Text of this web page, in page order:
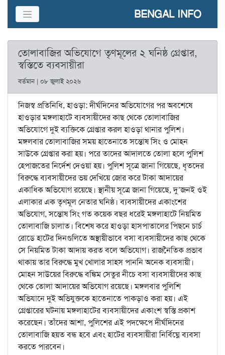
BENGAL INFO
তোলাবাজির অভিযোগে তৃণমূলের ২ ঘনিষ্ঠ গ্রেপ্তার,
স্বস্তিতে ব্যবসায়ীরা
বর্তমান | ০৮ জুলাই ২০২৬
নিজস্ব প্রতিনিধি, হাওড়া: দীর্ঘদিনের অভিযোগের পর অবশেষে
হাওড়ার মঙ্গলাহাটে ব্যবসায়ীদের কাছ থেকে তোলাবাজির
অভিযোগে দুই ব্যক্তিকে গ্রেপ্তার করল হাওড়া থানার পুলিশ।
মঙ্গলবার তোলাবাজির সময় হাতেনাতে সন্তোষ সিং ও মোহন
সাউকে গ্রেপ্তার করা হয়। পরে তাদের আদালতে তোলা হলে পুলিশ
হেপাজতের নির্দেশ দেওয়া হয়। পুলিশ সূত্রে জানা গিয়েছে, ধৃতদের
বিরুদ্ধে ব্যবসায়ীদের ভয় দেখিয়ে জোর করে টাকা আদায়ের
একাধিক অভিযোগ রয়েছে। স্থানীয় সূত্রে জানা গিয়েছে, দু’জনই ওই
এলাকার এক তৃণমূল নেতার ঘনিষ্ঠ। ব্যবসায়ীদের একাংশের
অভিযোগ, সন্তোষ সিং গত কয়েক বছর ধরেই মঙ্গলাহাটে নিয়মিত
তোলাবাজি চালাত। বিশেষ করে হাওড়া হাসপাতালের পিছনে চার্চ
রোডে হাটের দিনগুলিতে অস্থায়ীভাবে বসা ব্যবসায়ীদের কাছ থেকে
সে নিয়মিত টাকা আদায় করত বলে অভিযোগ। রাজনৈতিক প্রভাব
থাকায় তার বিরুদ্ধে মুখ খোলার সাহস পাননি অনেক ব্যবসায়ী।
মোহন সাউয়ের বিরুদ্ধে বঙ্কিম সেতুর নীচে বসা ব্যবসায়ীদের কাছ
থেকে তোলা আদায়ের অভিযোগ রয়েছে। মঙ্গলবার পুলিশি
অভিযানে দুই অভিযুক্তকে হাতেনাতে পাকড়াও করা হয়। এই
গ্রেপ্তারের ঘটনায় মঙ্গলাহাটের ব্যবসায়ীদের একাংশ স্বস্তি প্রকাশ
করেছেন। তাঁদের আশা, পুলিশের এই পদক্ষেপে দীর্ঘদিনের
তোলাবাজি হয়ত বন্ধ হবে এবং হাটের ব্যবসায়ীরা নির্বিঘ্নে ব্যবসা
করতে পারবেন।